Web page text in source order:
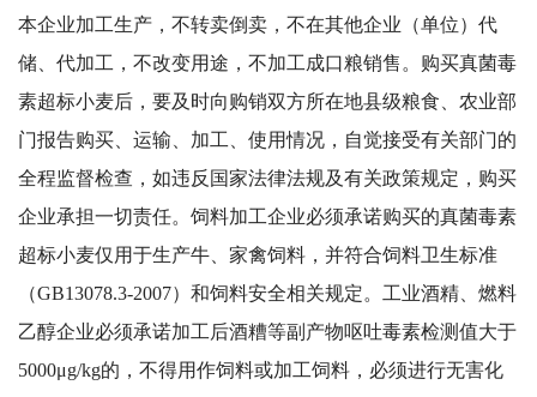
本企业加工生产，不转卖倒卖，不在其他企业（单位）代
储、代加工，不改变用途，不加工成口粮销售。购买真菌毒
素超标小麦后，要及时向购销双方所在地县级粮食、农业部
门报告购买、运输、加工、使用情况，自觉接受有关部门的
全程监督检查，如违反国家法律法规及有关政策规定，购买
企业承担一切责任。饲料加工企业必须承诺购买的真菌毒素
超标小麦仅用于生产牛、家禽饲料，并符合饲料卫生标准
（GB13078.3-2007）和饲料安全相关规定。工业酒精、燃料
乙醇企业必须承诺加工后酒糟等副产物呕吐毒素检测值大于
5000μg/kg的，不得用作饲料或加工饲料，必须进行无害化